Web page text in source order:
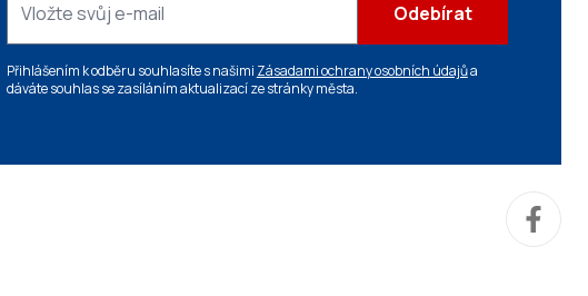
Odebírat
Přihlášením k odběru souhlasíte s našimi Zásadami ochrany osobních údajůa
dáváte souhlas se zasíláním aktualizací ze stránky města.